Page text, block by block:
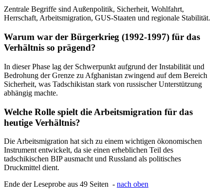
Zentrale Begriffe sind Außenpolitik, Sicherheit, Wohlfahrt,
Herrschaft, Arbeitsmigration, GUS-Staaten und regionale Stabilität.
Warum war der Bürgerkrieg (1992-1997) für das
Verhältnis so prägend?
In dieser Phase lag der Schwerpunkt aufgrund der Instabilität und
Bedrohung der Grenze zu Afghanistan zwingend auf dem Bereich
Sicherheit, was Tadschikistan stark von russischer Unterstützung
abhängig machte.
Welche Rolle spielt die Arbeitsmigration für das
heutige Verhältnis?
Die Arbeitsmigration hat sich zu einem wichtigen ökonomischen
Instrument entwickelt, da sie einen erheblichen Teil des
tadschikischen BIP ausmacht und Russland als politisches
Druckmittel dient.
Ende der Leseprobe aus 49 Seiten - nach oben